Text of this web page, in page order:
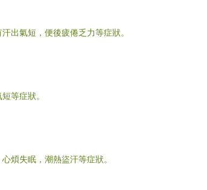
出氣短，便後疲倦乏力等症狀。
等症狀。
煩失眠，潮熱盜汗等症狀。